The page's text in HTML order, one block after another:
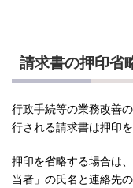
請求書の押印省
行政手続等の業務改善
行される請求書は押印
押印を省略する場合は
当者」の氏名と連絡先